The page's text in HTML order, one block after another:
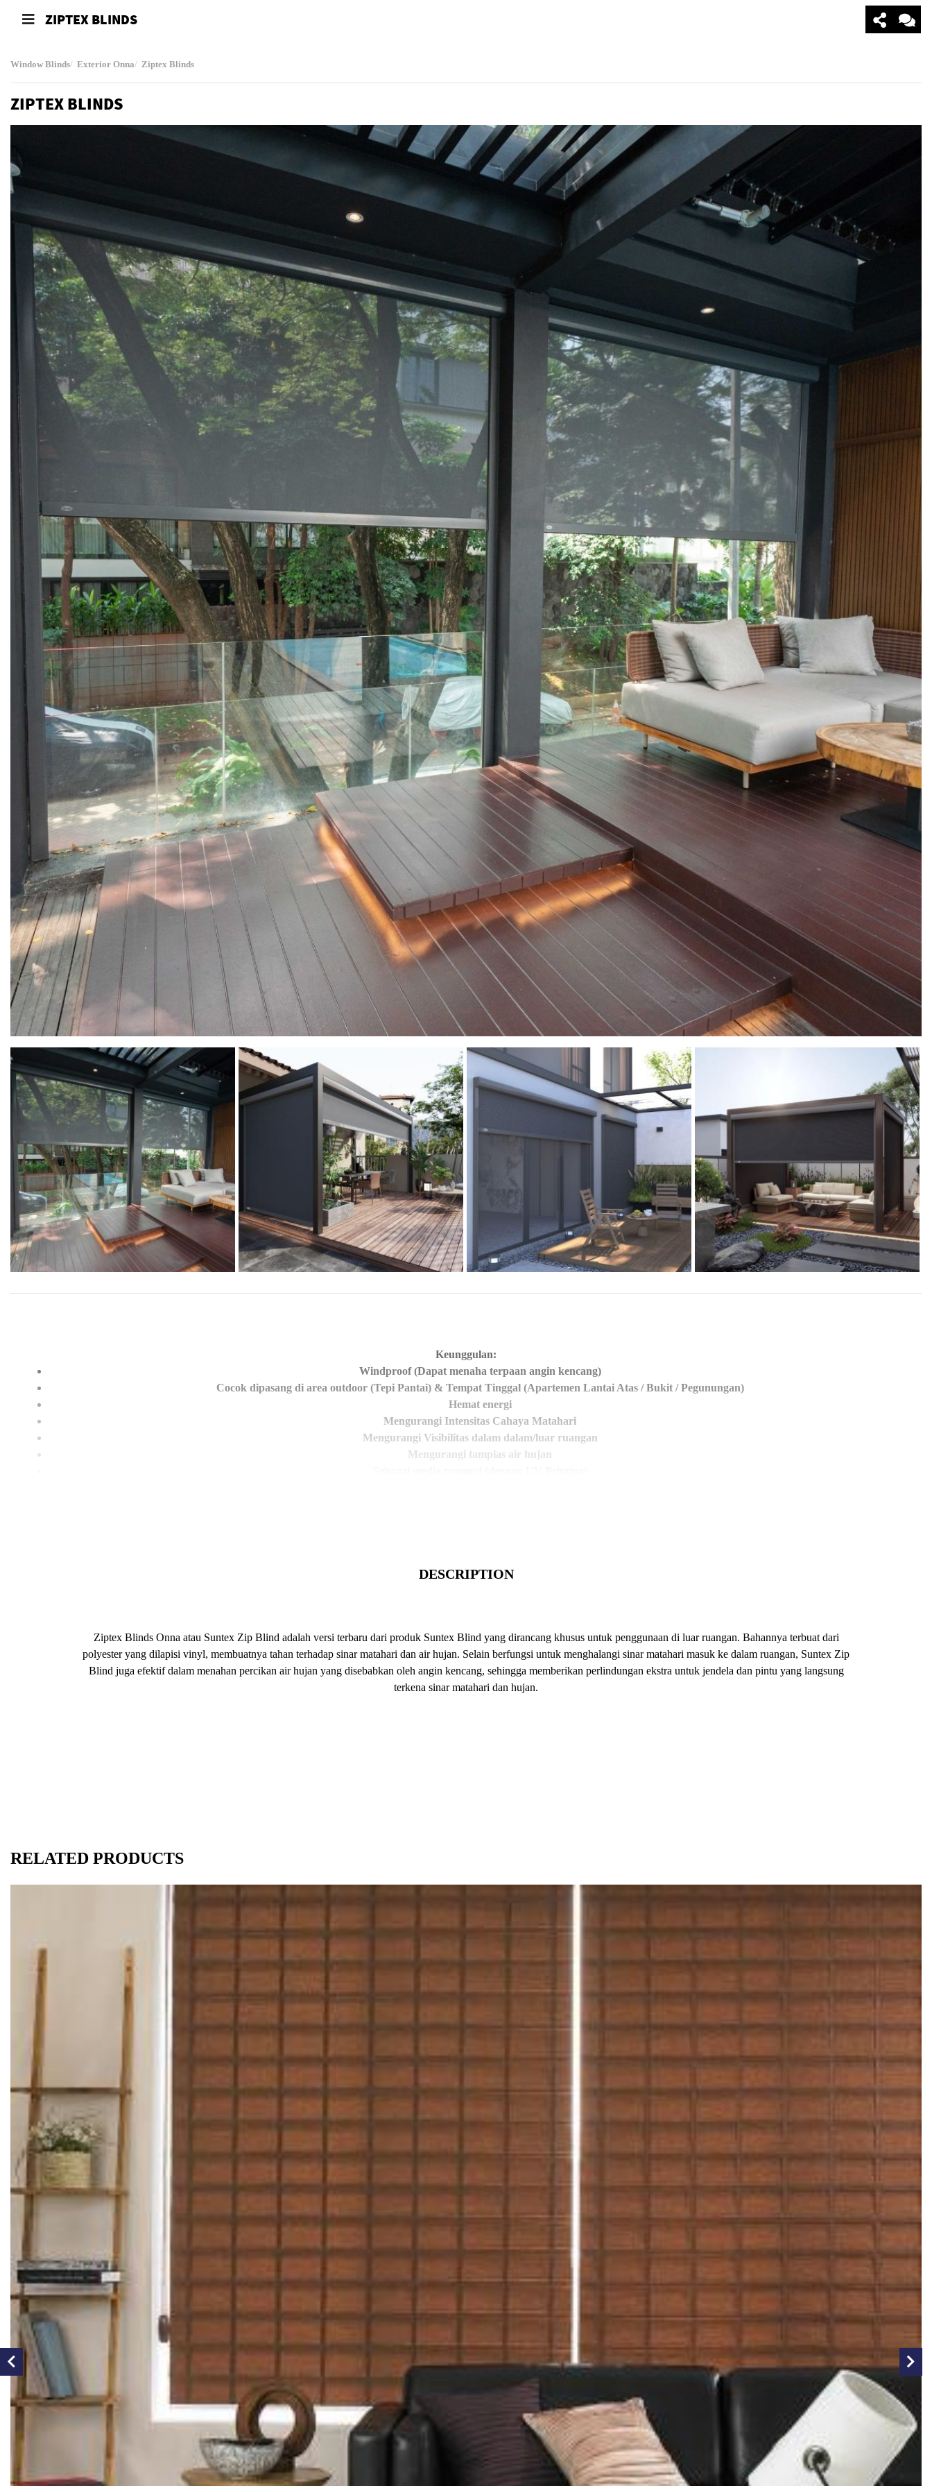
ZIPTEX BLINDS
Window Blinds Exterior Onna Ziptex Blinds
ZIPTEX BLINDS
Keunggulan:
Windproof (Dapat menaha terpaan angin kencang)
Cocok dipasang di area outdoor (Tepi Pantai) & Tempat Tinggal (Apartemen Lantai Atas / Bukit / Pegunungan)
Hemat energi
Mengurangi Intensitas Cahaya Matahari
Mengurangi Visibilitas dalam dalam/luar ruangan
Mengurangi tampias air hujan
DESCRIPTION
Ziptex Blinds Onna atau Suntex Zip Blind adalah versi terbaru dari produk Suntex Blind yang dirancang khusus untuk penggunaan di luar ruangan. Bahannya terbuat dari
polyester yang dilapisi vinyl, membuatnya tahan terhadap sinar matahari dan air hujan. Selain berfungsi untuk menghalangi sinar matahari masuk ke dalam ruangan, Suntex Zip
Blind juga efektif dalam menahan percikan air hujan yang disebabkan oleh angin kencang, sehingga memberikan perlindungan ekstra untuk jendela dan pintu yang langsung
terkena sinar matahari dan hujan.
RELATED PRODUCTS